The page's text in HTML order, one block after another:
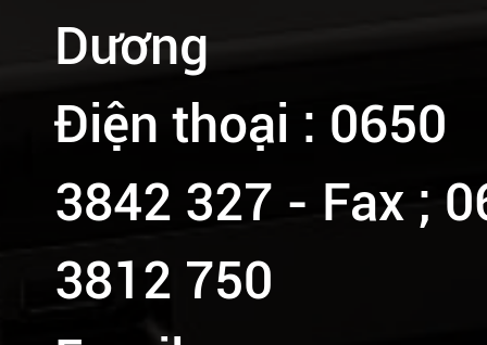
Dương
Điện thoại : 0650
3842 327 - Fax ;
3812 750